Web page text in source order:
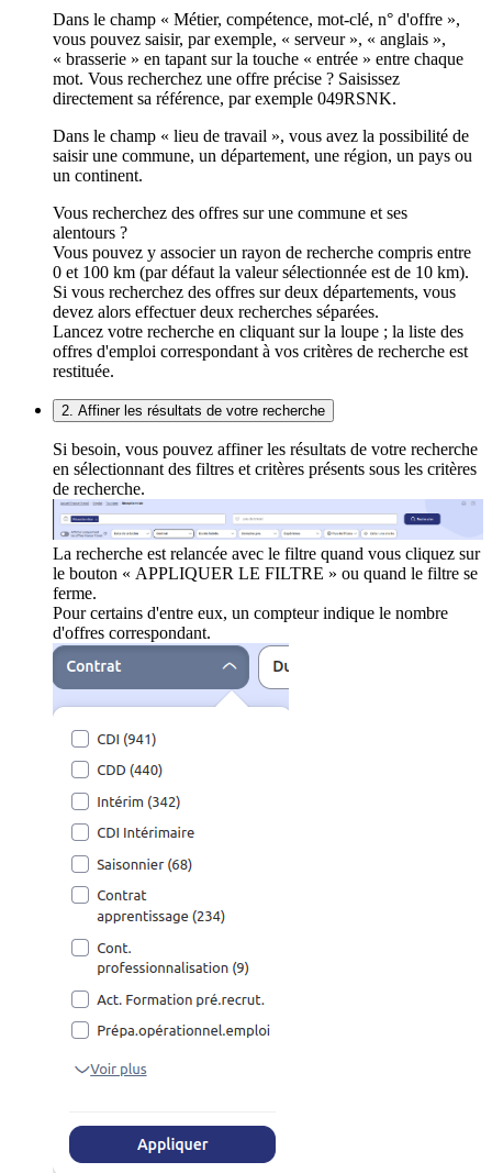
Dans le champ « Métier, compétence, mot-clé, n° d'offre »,
vous pouvez saisir, par exemple, « serveur », « anglais »,
« brasserie » en tapant sur la touche « entrée » entre chaque
mot. Vous recherchez une offre précise ? Saisissez
directement sa référence, par exemple 049RSNK.
Dans le champ « lieu de travail », vous avez la possibilité de
saisir une commune, un département, une région, un pays ou
un continent.
Vous recherchez des offres sur une commune et ses
alentours ?
Vous pouvez y associer un rayon de recherche compris entre
0 et 100 km (par défaut la valeur sélectionnée est de 10 km).
Si vous recherchez des offres sur deux départements, vous
devez alors effectuer deux recherches séparées.
Lancez votre recherche en cliquant sur la loupe ; la liste des
offres d'emploi correspondant à vos critères de recherche est
restituée.
2. Affiner les résultats de votre recherche
Si besoin, vous pouvez affiner les résultats de votre recherche
en sélectionnant des filtres et critères présents sous les critères
de recherche.
La recherche est relancée avec le filtre quand vous cliquez sur
le bouton « APPLIQUER LE FILTRE » ou quand le filtre se
ferme.
Pour certains d'entre eux, un compteur indique le nombre
d'offres correspondant.